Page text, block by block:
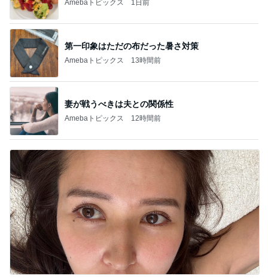
Amebaトピックス 1日前
第一印象はただの布だった暑さ対策
Amebaトピックス 13時間前
妻が戦うべきは夫との関係性
Amebaトピックス 12時間前